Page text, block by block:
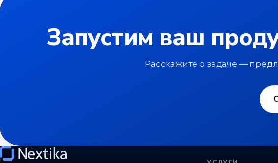
Запустим ваш
Расскажите о задаче —